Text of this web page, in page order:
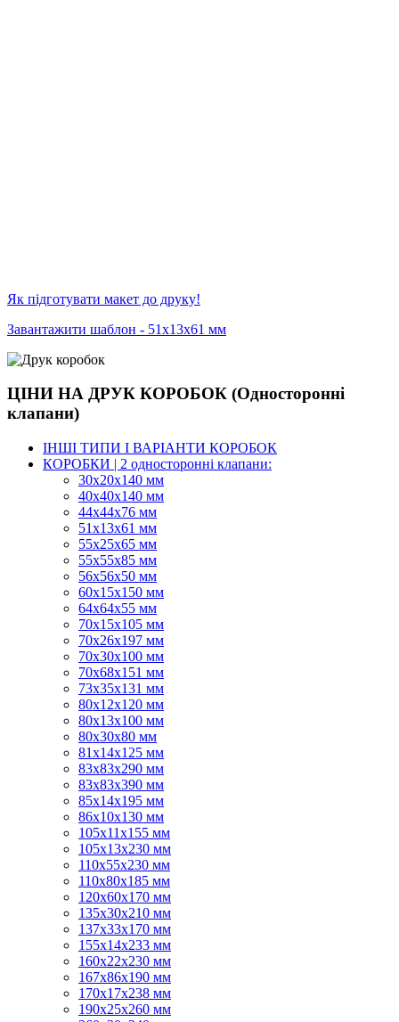
Як підготувати макет до друку!
Завантажити шаблон - 51х13х61 мм
ЦІНИ НА ДРУК КОРОБОК (Односторонні
клапани)
ІНШІ ТИПИ І ВАРІАНТИ КОРОБОК
КОРОБКИ | 2 односторонні клапани:
30x20x140 мм
40x40x140 мм
44х44х76 мм
51x13x61 мм
55х25х65 мм
55х55х85 мм
56х56х50 мм
60х15х150 мм
64х64х55 мм
70х15х105 мм
70х26х197 мм
70х30х100 мм
70х68х151 мм
73х35х131 мм
80х12х120 мм
80х13х100 мм
80х30х80 мм
81х14х125 мм
83х83х290 мм
83х83х390 мм
85х14х195 мм
86х10х130 мм
105х11х155 мм
105х13х230 мм
110х55х230 мм
110х80х185 мм
120х60х170 мм
135х30х210 мм
137х33х170 мм
155х14х233 мм
160х22х230 мм
167х86х190 мм
170х17х238 мм
190х25х260 мм